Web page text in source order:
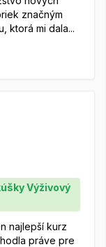
značným
ktorá mi dala...
Výživový
najlepší kurz
práve pre